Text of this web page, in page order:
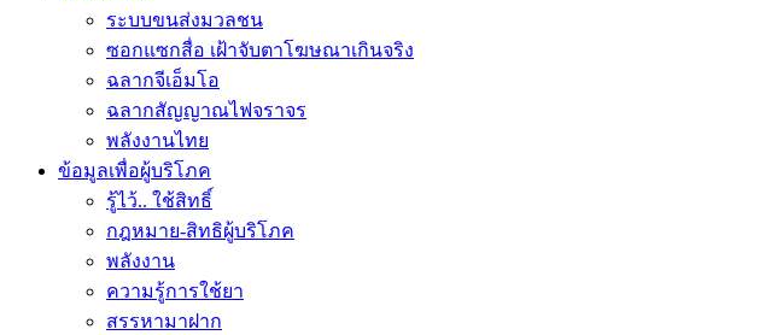
ระบบขนส่งมวลชน
ซอกแซกสื่อ เฝ้าจับตาโฆษณาเกินจริง
ฉลากจีเอ็มโอ
ฉลากสัญญาณไฟจราจร
พลังงานไทย
ข้อมูลเพื่อผู้บริโภค
รู้ไว้.. ใช้สิทธิ์
กฎหมาย-สิทธิผู้บริโภค
พลังงาน
ความรู้การใช้ยา
สรรหามาฝาก